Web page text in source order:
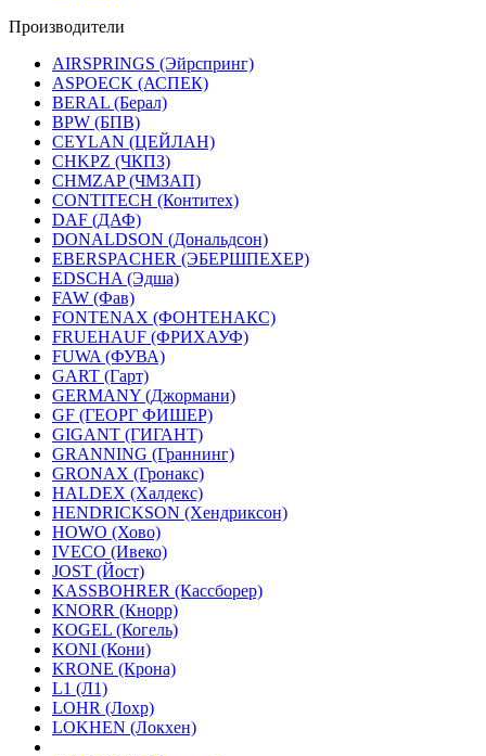
Производители
AIRSPRINGS (Эйрспринг)
ASPOECK (АСПЕК)
BERAL (Берал)
BPW (БПВ)
CEYLAN (ЦЕЙЛАН)
CHKPZ (ЧКПЗ)
CHMZAP (ЧМЗАП)
CONTITECH (Контитех)
DAF (ДАФ)
DONALDSON (Дональдсон)
EBERSPACHER (ЭБЕРШПЕХЕР)
EDSCHA (Эдша)
FAW (Фав)
FONTENAX (ФОНТЕНАКС)
FRUEHAUF (ФРИХАУФ)
FUWA (ФУВА)
GART (Гарт)
GERMANY (Джормани)
GF (ГЕОРГ ФИШЕР)
GIGANT (ГИГАНТ)
GRANNING (Граннинг)
GRONAX (Гронакс)
HALDEX (Халдекс)
HENDRICKSON (Хендриксон)
HOWO (Хово)
IVECO (Ивеко)
JOST (Йост)
KASSBOHRER (Касcборер)
KNORR (Кнорр)
KOGEL (Когель)
KONI (Кони)
KRONE (Крона)
L1 (Л1)
LOHR (Лохр)
LOKHEN (Локхен)